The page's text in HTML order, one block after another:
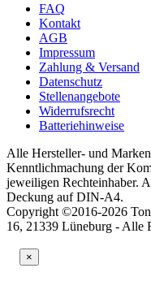
FAQ
Kontakt
AGB
Impressum
Zahlung & Versand
Datenschutz
Stellenangebote
Widerrufsrecht
Batteriehinweise
Alle Hersteller- und
Kenntlichmachung der
jeweiligen Rechteinhaber.
Deckung auf DIN-A4.
Copyright ©2016-2026
16, 21339 Lüneburg - Alle
×